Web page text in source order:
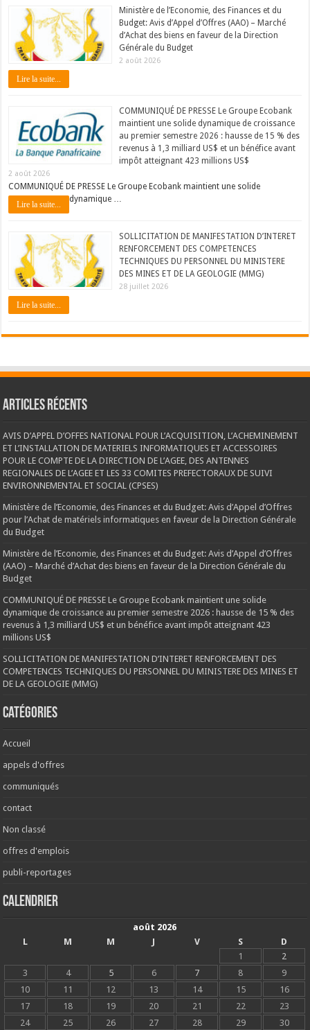
Ministère de l’Economie, des Finances et du
Budget: Avis d’Appel d’Offres (AAO) – Marché
d’Achat des biens en faveur de la Direction
Générale du Budget
2 août 2026
Lire la suite...
COMMUNIQUÉ DE PRESSE Le Groupe Ecobank
maintient une solide dynamique de croissance
au premier semestre 2026 : hausse de 15 % des
revenus à 1,3 milliard US$ et un bénéfice avant
impôt atteignant 423 millions US$
2 août 2026
COMMUNIQUÉ DE PRESSE Le Groupe Ecobank maintient une solide
dynamique …
Lire la suite...
SOLLICITATION DE MANIFESTATION D’INTERET
RENFORCEMENT DES COMPETENCES
TECHNIQUES DU PERSONNEL DU MINISTERE
DES MINES ET DE LA GEOLOGIE (MMG)
28 juillet 2026
Lire la suite...
Articles récents
AVIS D’APPEL D’OFFES NATIONAL POUR L’ACQUISITION, L’ACHEMINEMENT
ET L’INSTALLATION DE MATERIELS INFORMATIQUES ET ACCESSOIRES
POUR LE COMPTE DE LA DIRECTION DE L’AGEE, DES ANTENNES
REGIONALES DE L’AGEE ET LES 33 COMITES PREFECTORAUX DE SUIVI
ENVIRONNEMENTAL ET SOCIAL (CPSES)
Ministère de l’Economie, des Finances et du Budget: Avis d’Appel d’Offres
pour l’Achat de matériels informatiques en faveur de la Direction Générale
du Budget
Ministère de l’Economie, des Finances et du Budget: Avis d’Appel d’Offres
(AAO) – Marché d’Achat des biens en faveur de la Direction Générale du
Budget
COMMUNIQUÉ DE PRESSE Le Groupe Ecobank maintient une solide
dynamique de croissance au premier semestre 2026 : hausse de 15 % des
revenus à 1,3 milliard US$ et un bénéfice avant impôt atteignant 423
millions US$
SOLLICITATION DE MANIFESTATION D’INTERET RENFORCEMENT DES
COMPETENCES TECHNIQUES DU PERSONNEL DU MINISTERE DES MINES ET
DE LA GEOLOGIE (MMG)
Catégories
Accueil
appels d'offres
communiqués
contact
Non classé
offres d'emplois
publi-reportages
Calendrier
août 2026
L
M M J V S
D
1
2
3
4 5 6 7 8
9
10
11 12 13 14 15
16
17
18 19 20 21 22
23
24
25 26 27 28 29 30